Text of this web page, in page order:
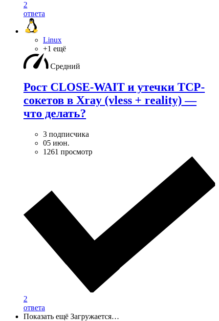
2
ответа
Linux
+1 ещё
Средний
Рост CLOSE-WAIT и утечки TCP-
сокетов в Xray (vless + reality) —
что делать?
3 подписчика
05 июн.
1261 просмотр
2
ответа
Показать ещё Загружается…